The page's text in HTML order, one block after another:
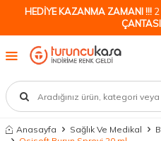
HEDİYE KAZANMA ZAMANI !!!
ÇANTASI
Anasayfa Sağlık Ve Medikal